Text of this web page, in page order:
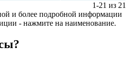
1-21 из 21
и более подробной информации
- нажмите на наименование.